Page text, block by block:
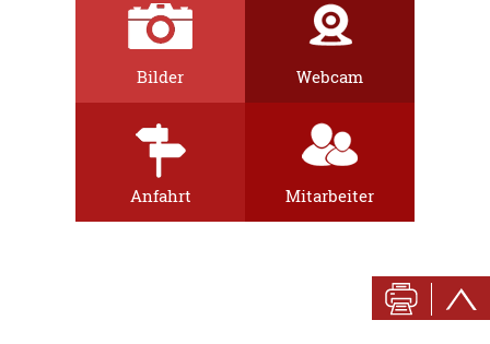
Bilder Webcam
Anfahrt Mitarbeiter